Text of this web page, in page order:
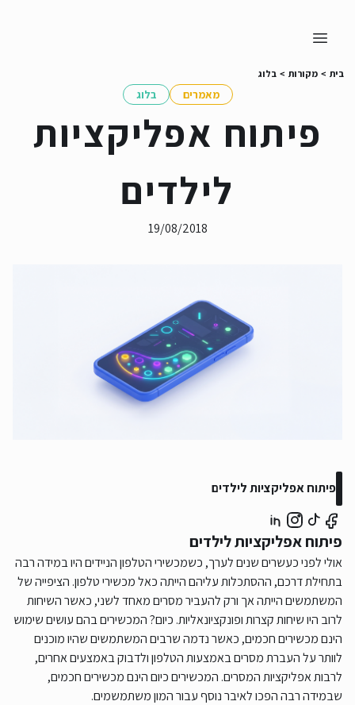
בלוג > מקורות > בית
בלוג מאמרים
פיתוח אפליקציות
לילדים
19/08/2018
פיתוח אפליקציות לילדים
פיתוח אפליקציות לילדים
אולי לפני כעשרים שנים לערך, כשמכשירי הטלפון הניידים היו במידה רבה
בתחילת דרכם, ההסתכלות עליהם הייתה כאל מכשירי טלפון. הציפייה של
המשתמשים הייתה אך ורק להעביר מסרים מאחד לשני, כאשר השיחות
לרוב היו שיחות קצרות ופונקציונאליות. כיום? המכשירים בהם עושים שימוש
הינם מכשירים חכמים, כאשר נדמה שרבים המשתמשים שהיו מוכנים
לוותר על העברת מסרים באמצעות הטלפון ולדבוק באמצעים אחרים,
לרבות אפליקציות המסרים. המכשירים כיום הינם מכשירים חכמים,
שבמידה רבה הפכו לאיבר נוסף עבור המון משתמשמים.